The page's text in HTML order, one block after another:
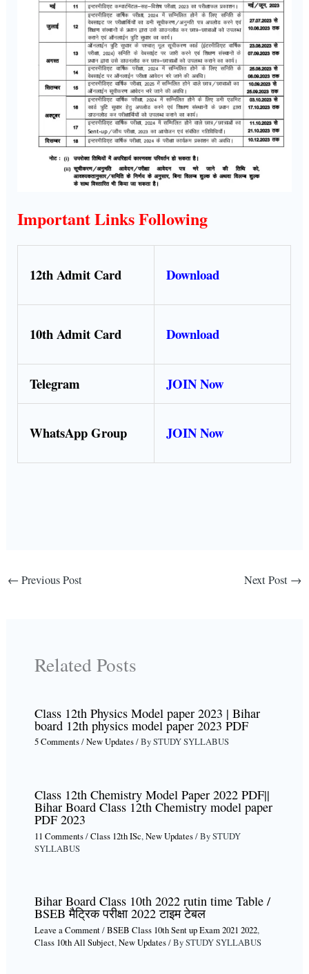
Important Links Following
12th Admit Card Download
10th Admit Card Download
Telegram JOIN Now
WhatsApp Group JOIN Now
← Previous Post Next Post →
Related Posts
Class 12th Physics Model paper 2023 | Bihar
board 12th physics model paper 2023 PDF
5 Comments/New Updates/ BySTUDY SYLLABUS
Class 12th Chemistry Model Paper 2022 PDF||
Bihar Board Class 12th Chemistry model paper
PDF 2023
11 Comments/Class 12th ISc,New Updates/ BySTUDY
SYLLABUS
Bihar Board Class 10th 2022 rutin time Table /
BSEB मैट्रिक परीक्षा 2022 टाइम टेबल
Leave a Comment/BSEB Class 10th Sent up Exam 2021 2022,
Class 10th All Subject,New Updates/ BySTUDY SYLLABUS